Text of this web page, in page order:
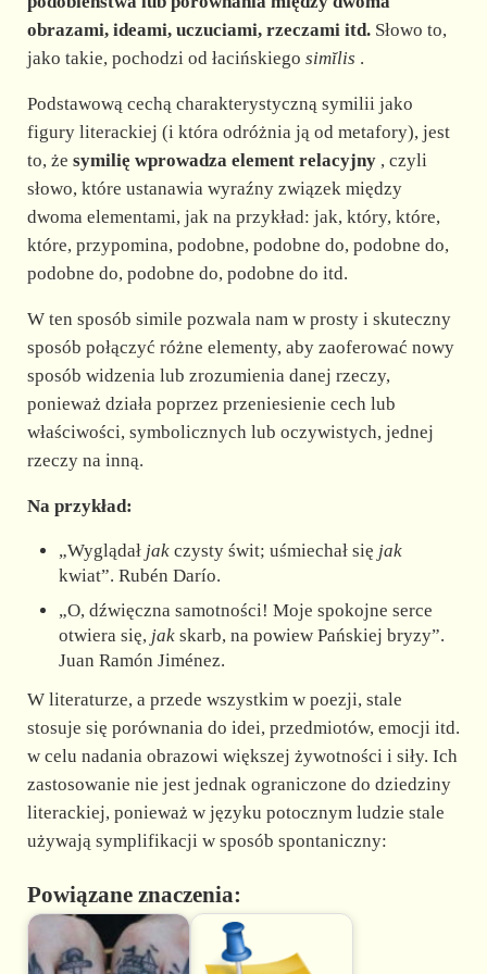
e
o
obrazami, ideami, uczuciami, rzeczami itd.Słowo to,
jako takie, pochodzi od łacińskiego simĭlis .
Podstawową cechą charakterystyczną symilii jako
figury literackiej (i która odróżnia ją od metafory), jest
to, że symilię wprowadza element relacyjny, czyli
słowo, które ustanawia wyraźny związek między
dwoma elementami, jak na przykład: jak, który, które,
które, przypomina, podobne, podobne do, podobne do,
podobne do, podobne do, podobne do itd.
W ten sposób simile pozwala nam w prosty i skuteczny
sposób połączyć różne elementy, aby zaoferować nowy
sposób widzenia lub zrozumienia danej rzeczy,
ponieważ działa poprzez przeniesienie cech lub
właściwości, symbolicznych lub oczywistych, jednej
rzeczy na inną.
Na przykład:
„Wyglądał jak czysty świt; uśmiechał się jak
kwiat”. Rubén Darío.
„O, dźwięczna samotności! Moje spokojne serce
otwiera się, jak skarb, na powiew Pańskiej bryzy”.
Juan Ramón Jiménez.
W literaturze, a przede wszystkim w poezji, stale
stosuje się porównania do idei, przedmiotów, emocji itd.
w celu nadania obrazowi większej żywotności i siły. Ich
zastosowanie nie jest jednak ograniczone do dziedziny
literackiej, ponieważ w języku potocznym ludzie stale
używają symplifikacji w sposób spontaniczny:
Powiązane znaczenia: